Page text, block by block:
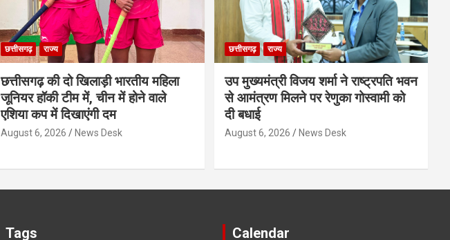
छत्तीसगढ़ राज्य
छत्तीसगढ़ की दो खिलाड़ी भारतीय महिला
जूनियर हॉकी टीम में, चीन में होने वाले
एशिया कप में दिखाएंगी दम
August 6, 2026 News Desk
छत्तीसगढ़ राज्य
उप मुख्यमंत्री विजय शर्मा ने राष्ट्रपति भवन
से आमंत्रण मिलने पर रेणुका गोस्वामी को
दी बधाई
August 6, 2026 News Desk
Tags Calendar